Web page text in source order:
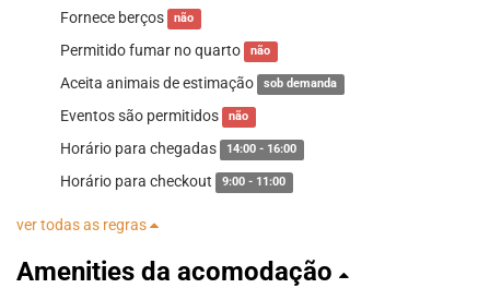
Fornece berços não
Permitido fumar no quarto não
Aceita animais de estimação sob demanda
Eventos são permitidos não
Horário para chegadas 14:00 - 16:00
Horário para checkout 9:00 - 11:00
ver todas as regras
Amenities da acomodação